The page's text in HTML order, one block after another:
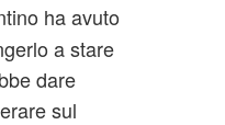
ha avuto
a stare
dare
sul